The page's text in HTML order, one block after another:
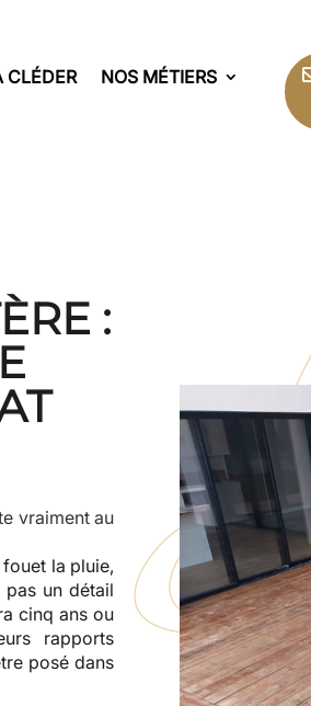
CLÉDER
NOS MÉTIERS
:
vraiment au
la pluie,
pas un détail
cinq ans ou
rapports
posé dans